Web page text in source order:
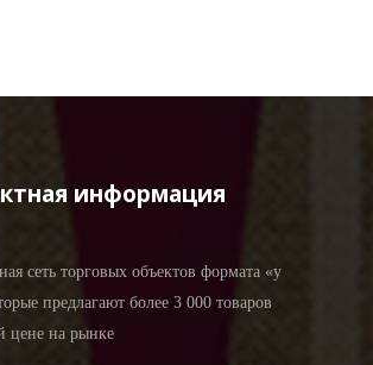
информация
сеть торговых объектов формата «у
предлагают более 3 000 товаров
цене на рынке